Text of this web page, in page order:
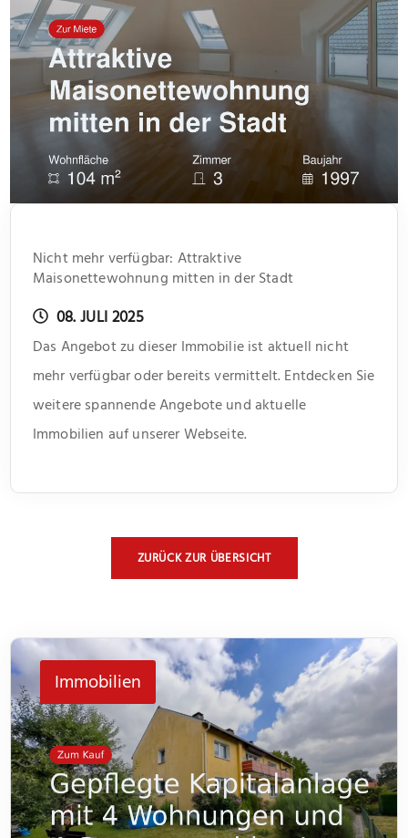
Nicht mehr verfügbar: Attraktive
Maisonettewohnung mitten in der Stadt
08. JULI 2025
Das Angebot zu dieser Immobilie ist aktuell nicht
mehr verfügbar oder bereits vermittelt. Entdecken Sie
weitere spannende Angebote und aktuelle
Immobilien auf unserer Webseite.
ZURÜCK ZUR ÜBERSICHT
Immobilien